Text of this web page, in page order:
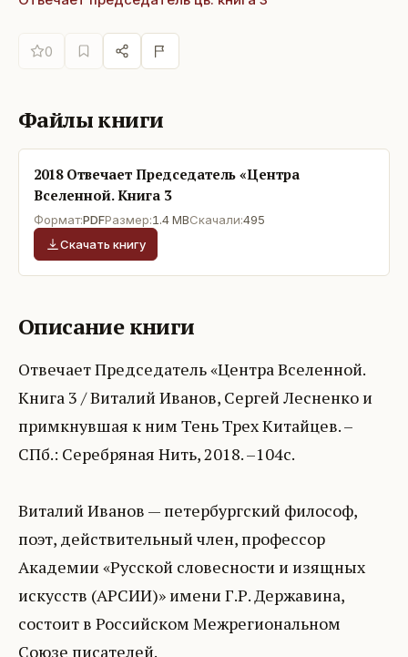
0
Файлы книги
2018 Отвечает Председатель «Центра
Вселенной. Книга 3
Формат:PDFРазмер:1.4 MBСкачали:495
Скачать книгу
Описание книги
Отвечает Председатель «Центра Вселенной.
Книга 3 / Виталий Иванов, Сергей Лесненко и
примкнувшая к ним Тень Трех Китайцев. –
СПб.: Серебряная Нить, 2018. –104с.
Виталий Иванов — петербургский философ,
поэт, действительный член, профессор
Академии «Русской словесности и изящных
искусств (АРСИИ)» имени Г.Р. Державина,
состоит в Российском Межрегиональном
Союзе писателей.